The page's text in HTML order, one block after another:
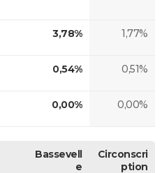
3,78% 1,77%
0,54% 0,51%
0,00% 0,00%
Bassevell
e
Circonscri
ption